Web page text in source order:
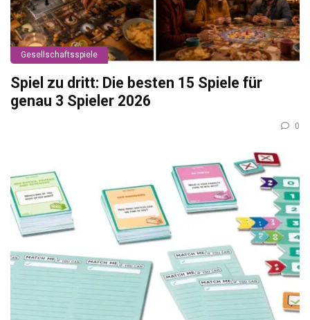
Gesellschaftsspiele
Spiel zu dritt: Die besten 15 Spiele für
genau 3 Spieler 2026
0